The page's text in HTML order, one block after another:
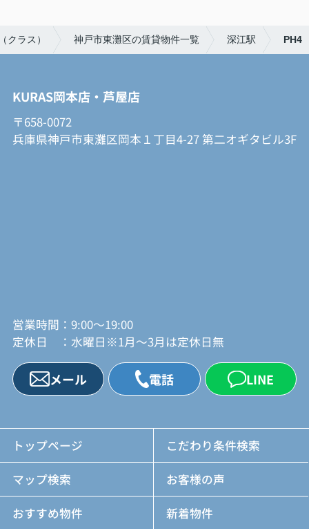
クラス） 神戸市東灘区の賃貸物件一覧 深江駅 PH4
KURAS岡本店・芦屋店
〒658-0072
兵庫県神戸市東灘区岡本１丁目4-27 第二オギタビル3F
営業時間：9:00～19:00
定休日 ：水曜日※1月～3月は定休日無
メール 電話 LINE
トップページ こだわり条件検索
マップ検索 お客様の声
おすすめ物件 新着物件